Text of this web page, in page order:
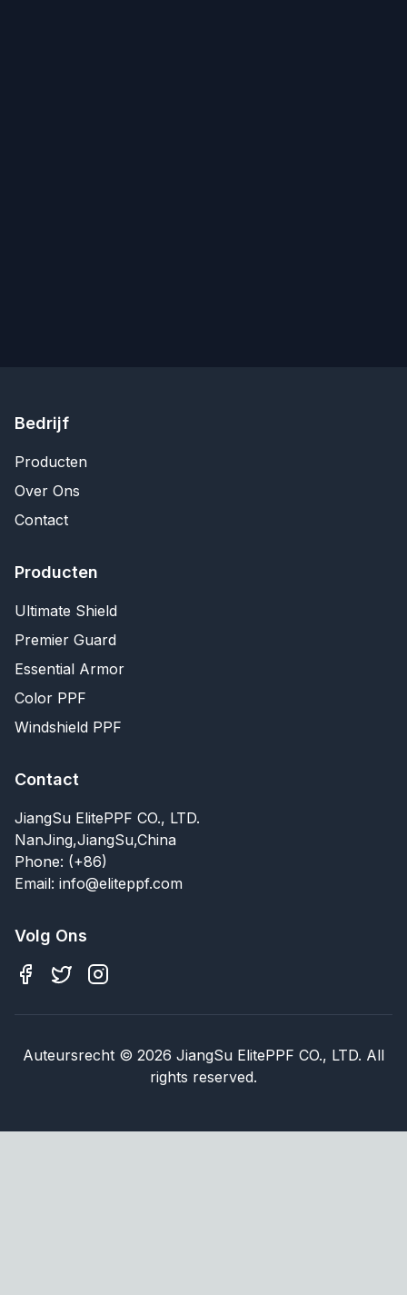
Bedrijf
Producten
Over Ons
Contact
Producten
Ultimate Shield
Premier Guard
Essential Armor
Color PPF
Windshield PPF
Contact
JiangSu ElitePPF CO., LTD.
NanJing,JiangSu,China
Phone: (+86)
Email: info@eliteppf.com
Volg Ons
Auteursrecht © 2026 JiangSu ElitePPF CO., LTD. All
rights reserved.